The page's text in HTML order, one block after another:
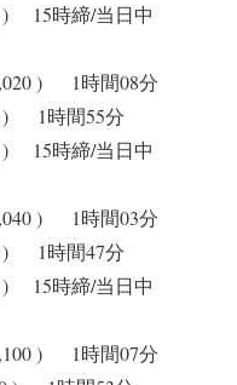
) 15時締/当日中
) 1時間08分
) 1時間55分
) 15時締/当日中
) 1時間03分
) 1時間47分
) 15時締/当日中
) 1時間07分